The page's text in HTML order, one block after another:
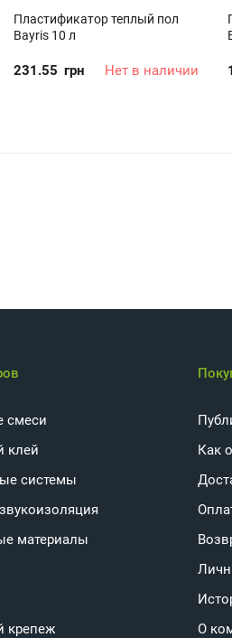
Пластификатор теплый пол
Bayris 10 л
231.55 грн Нет в наличии
смеси
клей
системы
материалы
крепеж
Как
О